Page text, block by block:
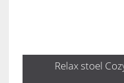
Relax stoel